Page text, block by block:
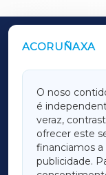
ACORUÑAXA
O noso
é
veraz,
ofrecer este
financiamos
publicidade.
OUTROS